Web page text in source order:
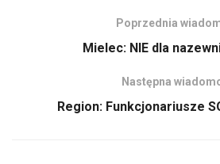
Poprzednia
Mielec: NIE dla
Następna
Region: Funkcjonariusze